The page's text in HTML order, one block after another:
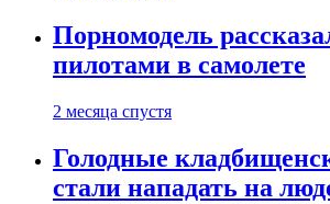
Порномодель
пилотами в самолете
2 месяца спустя
Голодные
стали нападать на